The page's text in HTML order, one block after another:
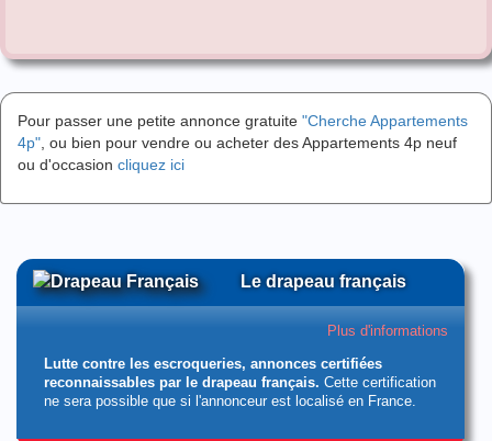
Pour passer une petite annonce gratuite "Cherche Appartements
4p" , ou bien pour vendre ou acheter des Appartements 4p neuf
ou d'occasion cliquez ici
Le drapeau français
Plus d'informations
Lutte contre les escroqueries, annonces certifiées
reconnaissables par le drapeau français. Cette certification
ne sera possible que si l'annonceur est localisé en France.